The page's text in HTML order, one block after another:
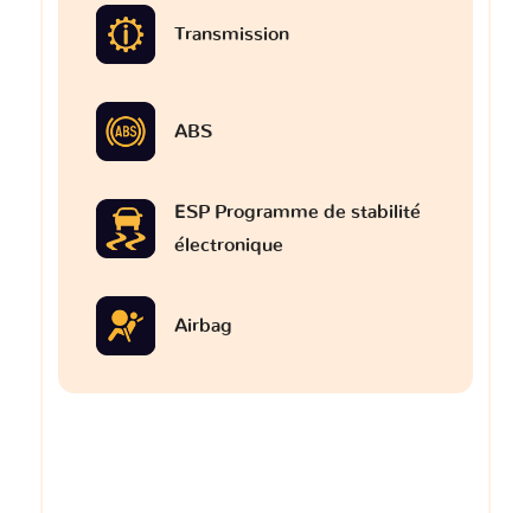
Transmission
ABS
ESP Programme de stabilité
électronique
Airbag